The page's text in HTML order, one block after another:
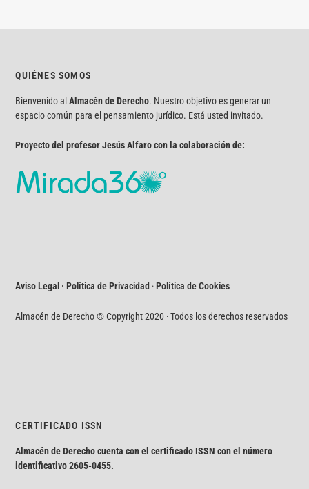
QUIÉNES SOMOS
Bienvenido alAlmacén de Derecho. Nuestro objetivo es generar un
espacio común para el pensamiento jurídico. Está usted invitado.
Proyecto del profesor Jesús Alfaro con la colaboración de:
Aviso Legal · Política de Privacidad ·Política de Cookies
Almacén de Derecho © Copyright 2020 · Todos los derechos reservados
CERTIFICADO ISSN
Almacén de Derecho cuenta con el certificado ISSN con el número
identificativo2605-0455.